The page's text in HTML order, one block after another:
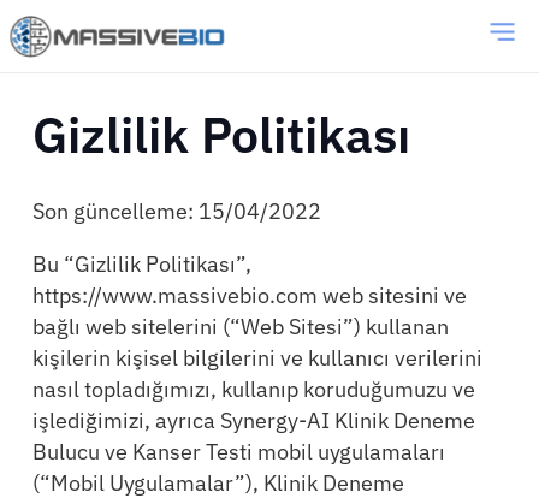
Gizlilik Politikası
Son güncelleme: 15/04/2022
Bu “Gizlilik Politikası”,
https://www.massivebio.com web sitesini ve
bağlı web sitelerini (“Web Sitesi”) kullanan
kişilerin kişisel bilgilerini ve kullanıcı verilerini
nasıl topladığımızı, kullanıp koruduğumuzu ve
işlediğimizi, ayrıca Synergy-AI Klinik Deneme
Bulucu ve Kanser Testi mobil uygulamaları
(“Mobil Uygulamalar”), Klinik Deneme